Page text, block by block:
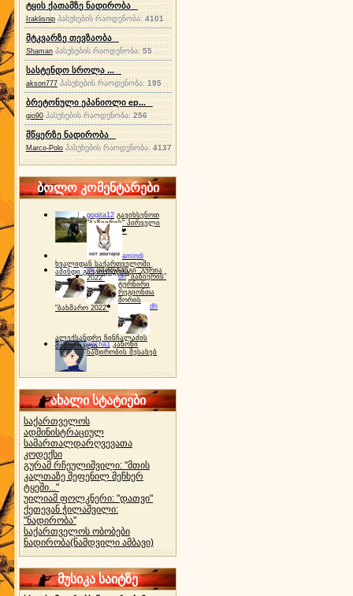
ტყის ქათამზე ნადირობა
Iraklisnip პასუხების რაოდენობა: 4101
მტკვარზე თევზაობა
Shaman პასუხების რაოდენობა:55
სასტენდო სროლა ...
akson777 პასუხების რაოდენობა:195
ბრეტონული ეპანიოლი ep...
gio90 პასუხების რაოდენობა:256
მწყერზე ნადირობა
Marco-Polo პასუხების რაოდენობა:4137
ბოლო კომენტარები
gogita12 გავიხსენოთ
"ბაზიერის" პირველი
ტურნირი ❤
amindi
ხვალიდან საქართველოში
ამინდი გაუარესდება
dh სპორტინგი "გურია
2022"
dh "ბაზიერის"
ტურნირი
რეგიონთა
შორის
"ბახმარო 2022"
dh
ალექსანდრე ჩინჩალაძის
მემორიალიgocha1 კანონი
ნადირობის შესახებ
ახალი სტატიები
საქართველოს
ადმინისტრაციულ
სამართალდარღვევათა
კოდექსი
გურამ რჩეულიშვილი: "მთის
კალთაზე შეფენილ მეჩხერ
ტყეში..."
უილიამ ფოლკნერი: "დათვი"
ქეთევან ჭილაშვილი:
"ნადირობა"
საქართველოს ობობები
ნადირობა(ნამდვილი ამბავი)
მუსიკა საიტზე